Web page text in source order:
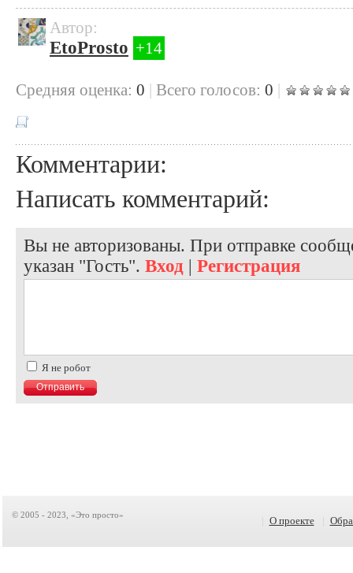
Автор:
EtoProsto +14
Cредняя оценка: 0 | Всего голосов: 0 |
Комментарии:
Написать комментарий:
Вы не авторизованы. При отправке
указан "Гость". Вход | Регистрация
Я не робот
© 2005 - 2023, «Это просто» О проекте